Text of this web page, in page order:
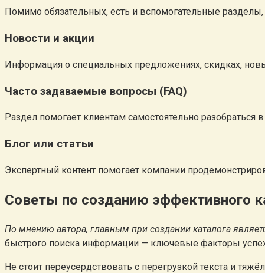
Помимо обязательных, есть и вспомогательные
Новости и акции
Информация о специальных предложениях, скидках,
Часто задаваемые вопросы (FAQ)
Раздел помогает клиентам самостоятельно
Блог или статьи
Экспертный контент помогает компании
Советы по созданию эффективного
По мнению автора, главным при создании каталога
быстрого поиска информации — ключевые факторы
Не стоит переусердствовать с перегрузкой текста и